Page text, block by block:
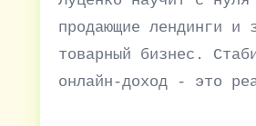
продающие лендинги и
товарный бизнес.
онлайн-доход - это